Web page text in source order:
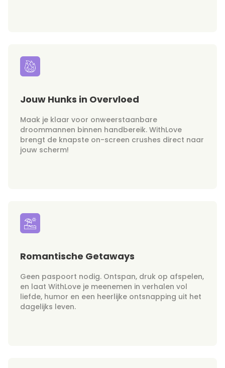
Jouw Hunks in Overvloed
Maak je klaar voor onweerstaanbare
droommannen binnen handbereik. WithLove
brengt de knapste on-screen crushes direct naar
jouw scherm!
Romantische Getaways
Geen paspoort nodig. Ontspan, druk op afspelen,
en laat WithLove je meenemen in verhalen vol
liefde, humor en een heerlijke ontsnapping uit het
dagelijks leven.